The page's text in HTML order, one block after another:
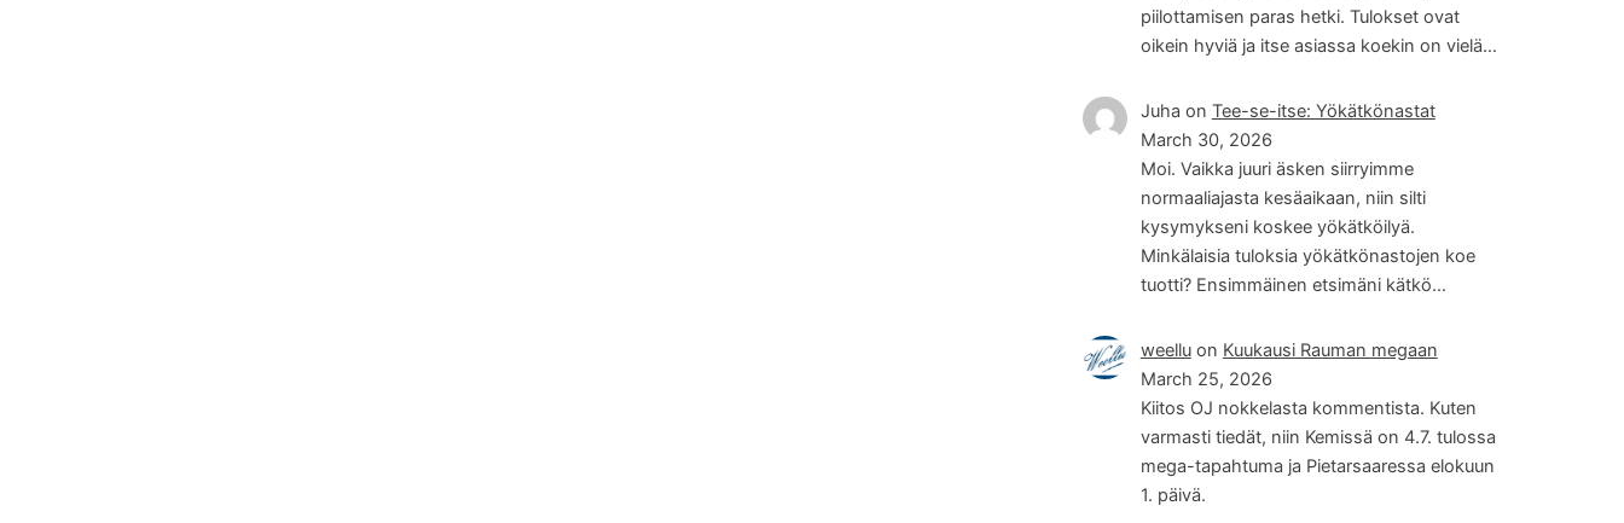
piilottamisen paras hetki. Tulokset ovat
oikein hyviä ja itse asiassa koekin on vielä…
Juha on Tee-se-itse: Yökätkönastat
March 30, 2026
Moi. Vaikka juuri äsken siirryimme
normaaliajasta kesäaikaan, niin silti
kysymykseni koskee yökätköilyä.
Minkälaisia tuloksia yökätkönastojen koe
tuotti? Ensimmäinen etsimäni kätkö…
weelluon Kuukausi Rauman megaan
March 25, 2026
Kiitos OJ nokkelasta kommentista. Kuten
varmasti tiedät, niin Kemissä on 4.7. tulossa
mega-tapahtuma ja Pietarsaaressa elokuun
1. päivä.